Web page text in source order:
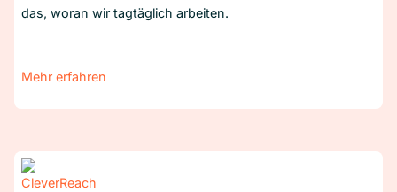
das, woran wir tagtäglich arbeiten.
Mehr erfahren